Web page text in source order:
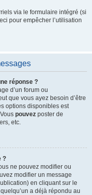
via le formulaire intégré (si
pour empêcher l’utilisation
réponse ?
d’un forum ou
que vous ayez besoin d’être
options disponibles est
pouvez poster de
etc.
?
ne pouvez modifier ou
modifier un message
en cliquant sur le
a déjà répondu au